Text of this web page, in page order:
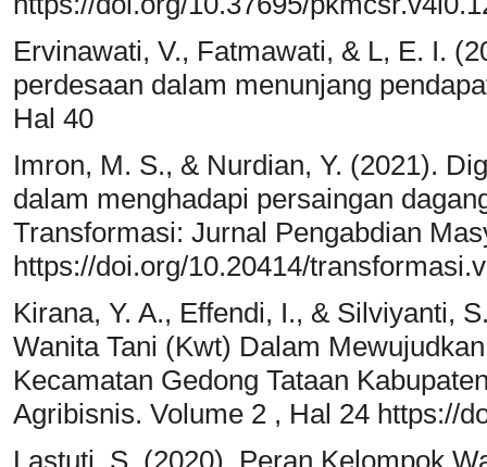
Ervinawati, V., Fatmawati, & L, E. I.
perdesaan dalam menunjang
Hal 40
Imron, M. S., & Nurdian, Y. (2021).
dalam menghadapi persaingan
Transformasi: Jurnal Pengabdian
https://doi.org/10.20414/
Kirana, Y. A., Effendi, I., & Silviyanti,
Wanita Tani (Kwt) Dalam
Kecamatan Gedong Tataan
Agribisnis. Volume 2 , Hal 24 https://